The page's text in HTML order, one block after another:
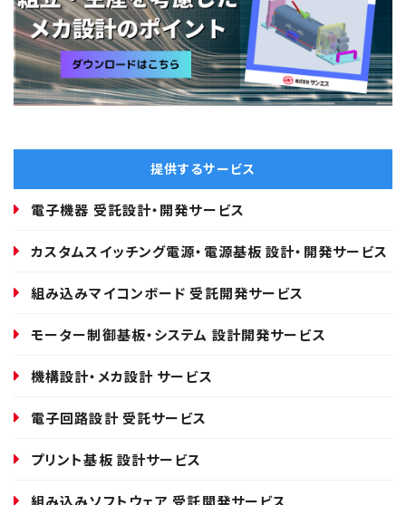
提供するサービス
電子機器 受託設計・開発サービス
カスタムスイッチング電源・電源基板 設計・開発サービス
組み込みマイコンボード 受託開発サービス
モーター制御基板・システム 設計開発サービス
機構設計・メカ設計 サービス
電子回路設計 受託サービス
プリント基板 設計サービス
組み込みソフトウェア 受託開発サービス